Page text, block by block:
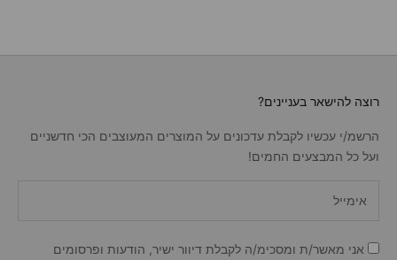
רוצה להישאר בעניינים?
הרשמ/י עכשיו לקבלת עדכונים על המוצרים המעוצבים הכי חדשניים
ועל כל המבצעים החמים!
אני מאשר/ת ומסכימ/ה לקבלת דיוור ישיר, הודעות ופרסומים